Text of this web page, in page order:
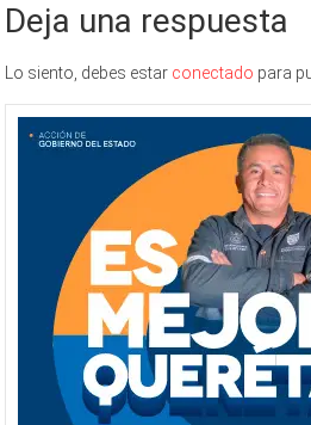
Deja una respuesta
Lo siento, debes estar conectado para